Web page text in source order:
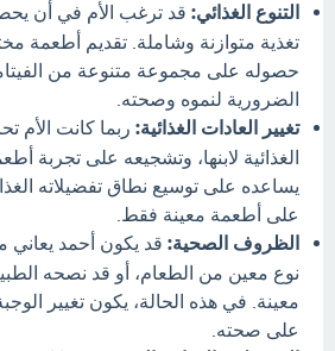
التنوع الغذائي: قد ترغب الأم في أن
تغذية متوازنة وشاملة. تقديم أطعمة
حصوله على مجموعة متنوعة من
الضرورية لنموه وصحته.
تغيير العادات الغذائية: ربما كانت الأم
الغذائية لابنها، وتشجيعه على تجربة
يساعده على توسيع نطاق تفضيلاته
على أطعمة معينة فقط.
الظروف الصحية: قد يكون أحمد
نوع معين من الطعام، أو قد نصحه
معينة. في هذه الحالة، يكون تغيير
على صحته.